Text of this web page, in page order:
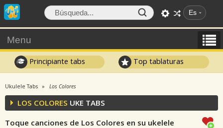
Es
Menu
Principiante tabs Top tablaturas
Ukulele Tabs Los Colores
LOS COLORES UKE TABS
Toque canciones de Los Colores en su ukelele